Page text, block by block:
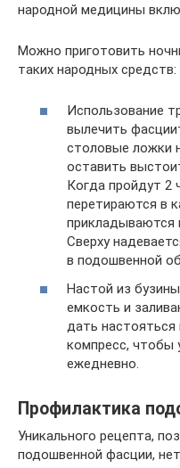
народной медицины
Можно приготовить
таких народных средств:
Использование
вылечить
столовые ложки
оставить
Когда пройдут 2
перетираются в
прикладываются
Сверху
в подошвенной
Настой из
емкость и
дать настояться
компресс, чтобы
ежедневно.
Профилактика
Уникального рецепта,
подошвенной фасции,